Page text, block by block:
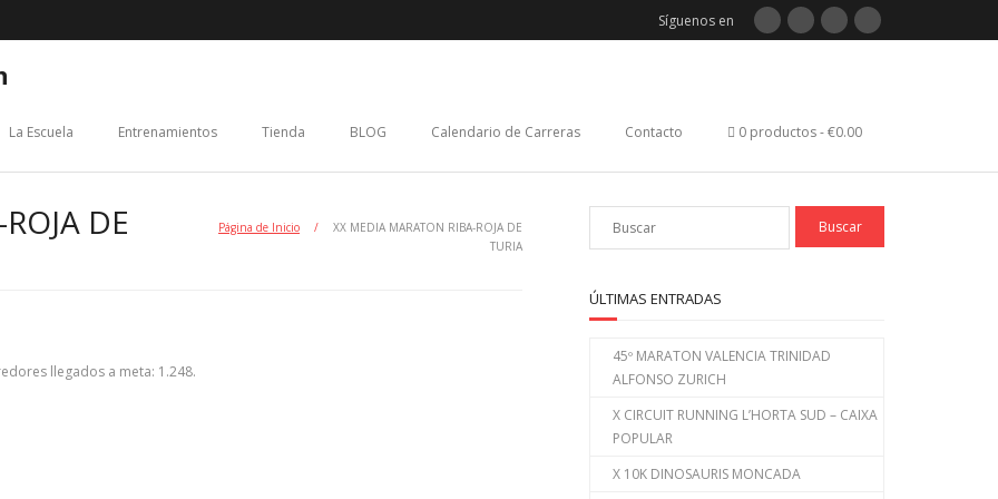
Síguenos en
La Escuela Entrenamientos Tienda BLOG Calendario de Carreras Contacto 0 productos €0.00
DE Página de Inicio /
XX MEDIA MARATON RIBA-ROJA DE
TURIA
llegados a meta: 1.248.
ÚLTIMAS ENTRADAS
45º MARATON VALENCIA TRINIDAD
ALFONSO ZURICH
X CIRCUIT RUNNING L’HORTA SUD – CAIXA
POPULAR
X 10K DINOSAURIS MONCADA